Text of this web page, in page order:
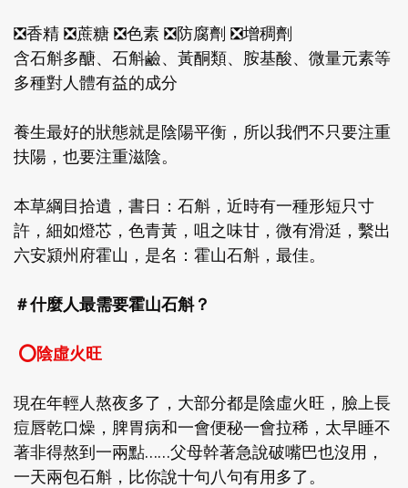
❎香精 ❎蔗糖 ❎色素 ❎防腐劑 ❎增稠劑
含石斛多醣、石斛鹼、黃酮類、胺基酸、微量元素等
多種對人體有益的成分
養生最好的狀態就是陰陽平衡，所以我們不只要注重
扶陽，也要注重滋陰。
本草綱目拾遺，書日：石斛，近時有一種形短只寸
許，細如燈芯，色青黃，咀之味甘，微有滑涏，繫出
六安潁州府霍山，是名：霍山石斛，最佳。
＃什麼人最需要霍山石斛？
⭕️陰虛火旺
現在年輕人熬夜多了，大部分都是陰虛火旺，臉上長
痘唇乾口燥，脾胃病和一會便秘一會拉稀，太早睡不
著非得熬到一兩點……父母幹著急說破嘴巴也沒用，
一天兩包石斛，比你說十句八句有用多了。